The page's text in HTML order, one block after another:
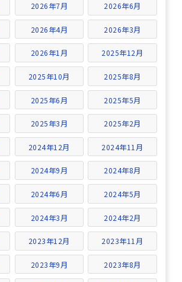
2026年7月 2026年6月
2026年4月 2026年3月
2026年1月 2025年12月
2025年10月 2025年8月
2025年6月 2025年5月
2025年3月 2025年2月
2024年12月 2024年11月
2024年9月 2024年8月
2024年6月 2024年5月
2024年3月 2024年2月
2023年12月 2023年11月
2023年9月 2023年8月